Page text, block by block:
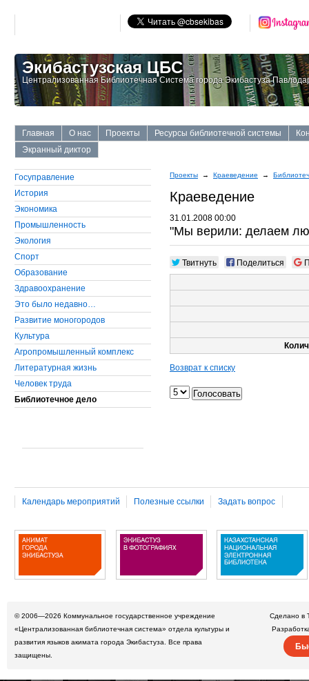
Экибастузская ЦБС
Централизованная Библиотечная Система города Экибастуза
Главная О нас Проекты Ресурсы библиотечной системы
Экранный диктор
Госуправление
История
Экономика
Промышленность
Экология
Cпорт
Образование
Здравоохранение
Это было недавно…
Развитие моногородов
Культура
Агропромышленный комплекс
Литературная жизнь
Человек труда
Библиотечное дело
Проекты → Краеведение →
Краеведение
31.01.2008 00:00
"Мы верили: делаем
Твитнуть Поделиться
Возврат к списку
Календарь мероприятий Полезные ссылки Задать вопрос
© 2006—2026 Коммунальное государственное учреждение
«Централизованная библиотечная система» отдела культуры и
развития языков акимата города Экибастуза. Все права
защищены.
Сделано в